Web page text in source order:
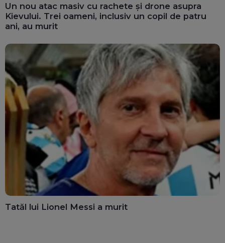
Un nou atac masiv cu rachete și drone asupra
Kievului. Trei oameni, inclusiv un copil de patru
ani, au murit
Tatăl lui Lionel Messi a murit